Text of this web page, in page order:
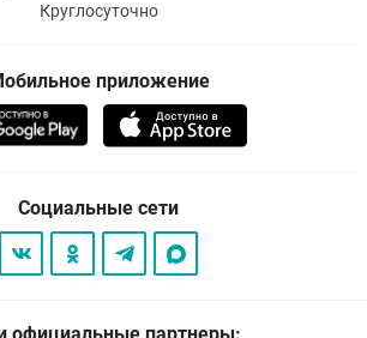
Круглосуточно
приложение
Социальные сети